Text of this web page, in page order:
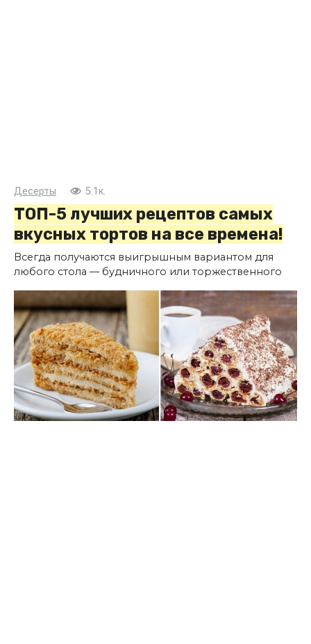
Десерты 5.1к.
ТОП-5 лучших рецептов самых
вкусных тортов на все времена!
Всегда получаются выигрышным вариантом для
любого стола — будничного или торжественного